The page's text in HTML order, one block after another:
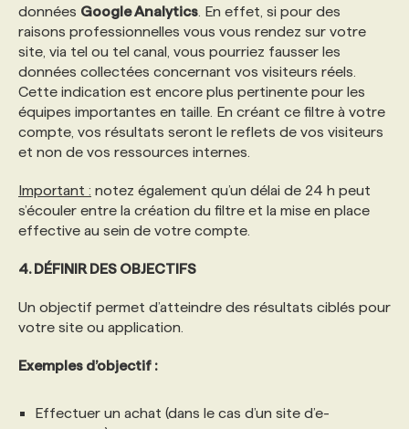
données Google Analytics . En effet, si pour des
raisons professionnelles vous vous rendez sur votre
site, via tel ou tel canal, vous pourriez fausser les
données collectées concernant vos visiteurs réels.
Cette indication est encore plus pertinente pour les
équipes importantes en taille. En créant ce filtre à votre
compte, vos résultats seront le reflets de vos visiteurs
et non de vos ressources internes.
Important : notez également qu’un délai de 24 h peut
s’écouler entre la création du filtre et la mise en place
effective au sein de votre compte.
4. DÉFINIR DES OBJECTIFS
Un objectif permet d’atteindre des résultats ciblés pour
votre site ou application.
Exemples d’objectif :
Effectuer un achat (dans le cas d’un site d’e-